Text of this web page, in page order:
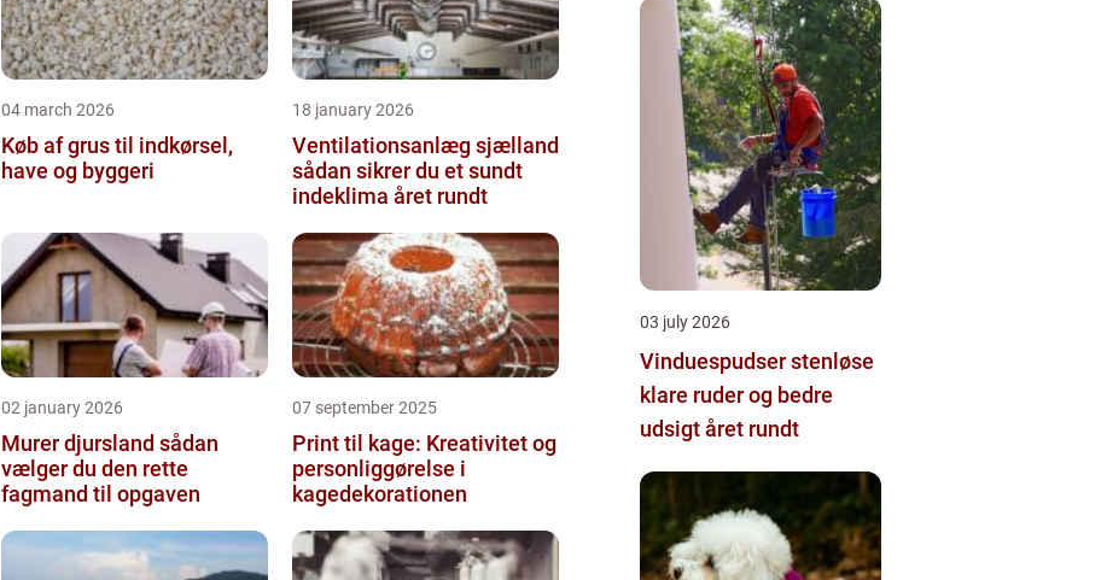
04 march 2026
Køb af grus til indkørsel,
have og byggeri
18 january 2026
Ventilationsanlæg sjælland
sådan sikrer du et sundt
indeklima året rundt
02 january 2026
Murer djursland sådan
vælger du den rette
fagmand til opgaven
07 september 2025
Print til kage: Kreativitet og
personliggørelse i
kagedekorationen
03 july 2026
Vinduespudser stenløse
klare ruder og bedre
udsigt året rundt